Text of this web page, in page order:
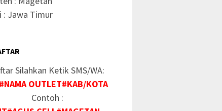
: Jawa Timur
Silahkan Ketik SMS/WA:
OUTLET#KAB/KOTA
Contoh :